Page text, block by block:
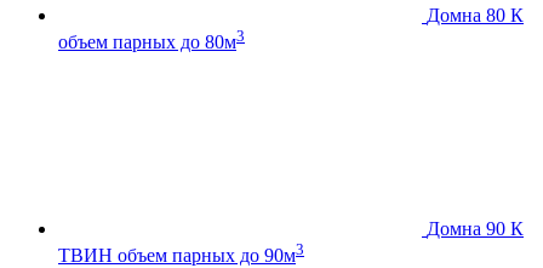
Домна 80 К
объем парных до 80м3
Домна 90 К
ТВИН объем парных до 90м3